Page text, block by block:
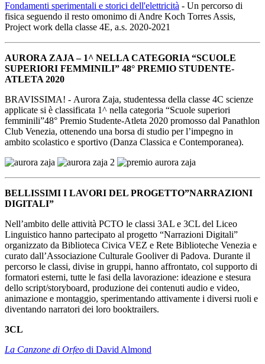
Fondamenti sperimentali e storici dell'elettricità - Un percorso di
fisica seguendo il resto omonimo di Andre Koch Torres Assis,
Project work della classe 4E, a.s. 2020-2021
AURORA ZAJA – 1^ NELLA CATEGORIA “SCUOLE
SUPERIORI FEMMINILI” 48° PREMIO STUDENTE-
ATLETA 2020
BRAVISSIMA! - Aurora Zaja, studentessa della classe 4C scienze
applicate si è classificata 1^ nella categoria “Scuole superiori
femminili”48° Premio Studente-Atleta 2020 promosso dal Panathlon
Club Venezia, ottenendo una borsa di studio per l’impegno in
ambito scolastico e sportivo (Danza Classica e Contemporanea).
BELLISSIMI I LAVORI DEL PROGETTO”NARRAZIONI
DIGITALI”
Nell’ambito delle attività PCTO le classi 3AL e 3CL del Liceo
Linguistico hanno partecipato al progetto “Narrazioni Digitali”
organizzato da Biblioteca Civica VEZ e Rete Biblioteche Venezia e
curato dall’Associazione Culturale Gooliver di Padova. Durante il
percorso le classi, divise in gruppi, hanno affrontato, col supporto di
formatori esterni, tutte le fasi della lavorazione: ideazione e stesura
dello script/storyboard, produzione dei contenuti audio e video,
animazione e montaggio, sperimentando attivamente i diversi ruoli e
diventando narratori dei loro booktrailers.
3CL
La Canzone di Orfeo di David Almond